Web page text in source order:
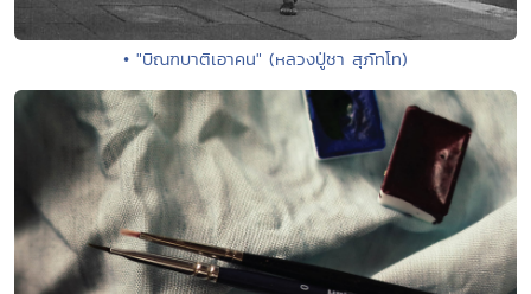
• "บิณฑบาติเอาคน" (หลวงปู่ชา สุภัทโท)